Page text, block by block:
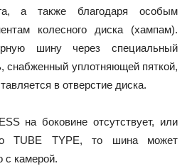
а также благодаря особым
колесного диска (хампам).
шину через специальный
снабженный уплотняющей пяткой,
в отверстие диска.
на боковине отсутствует, или
TUBE TYPE, то шина может
с камерой.